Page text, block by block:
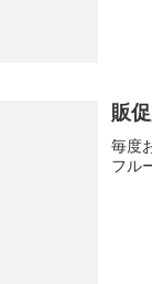
販
毎度
フル